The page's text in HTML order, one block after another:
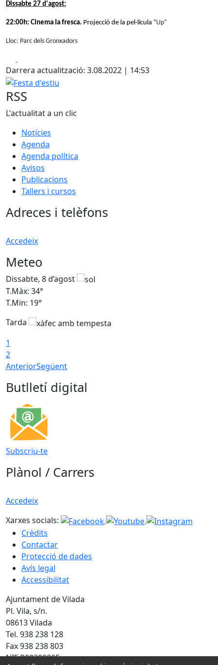
Dissabte 27 d'agost:
22:00h: Cinema la fresca. Projecció de la pel·lícula “Up”
Lloc: Parc dels Gronxadors
Darrera actualització: 3.08.2022 | 14:53
Festa d'estiu
RSS
L'actualitat a un clic
Notícies
Agenda
Agenda política
Avisos
Publicacions
Tallers i cursos
Adreces i telèfons
Accedeix
Meteo
Dissabte, 8 d’agost
T.Màx: 34°
T.Min: 19°
Tarda
1
2
AnteriorSegüent
Butlletí digital
Subscriu-te
Plànol / Carrers
Accedeix
Xarxes socials:
Crèdits
Contactar
Protecció de dades
Avís legal
Accessibilitat
Ajuntament de Vilada
Pl. Vila, s/n.
08613 Vilada
Tel. 938 238 128
Fax 938 238 803
NIF P0830000F